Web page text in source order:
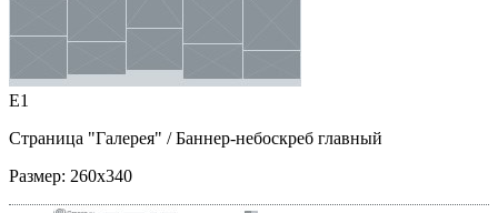
E1
Страница "Галерея" / Баннер-небоскреб главный
Размер: 260x340